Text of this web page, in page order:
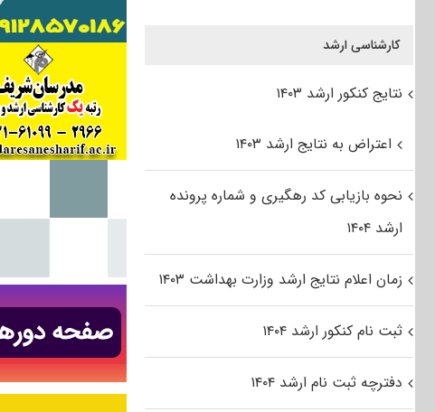
کارشناسی ارشد
نتایج کنکور ارشد ۱۴۰۳
اعتراض به نتایج ارشد ۱۴۰۳
نحوه بازیابی کد رهگیری و شماره پرونده
ارشد ۱۴۰۴
زمان اعلام نتایج ارشد وزارت بهداشت ۱۴۰۳
ثبت نام کنکور ارشد ۱۴۰۴
دفترچه ثبت نام ارشد ۱۴۰۴